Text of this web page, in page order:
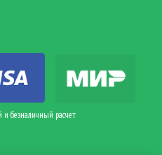
безналичный расчет